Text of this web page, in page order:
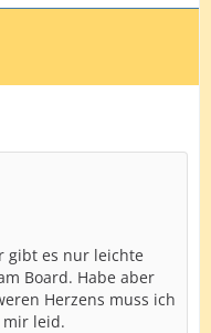
gibt es nur leichte
Board. Habe aber
Herzens muss ich
mir leid.